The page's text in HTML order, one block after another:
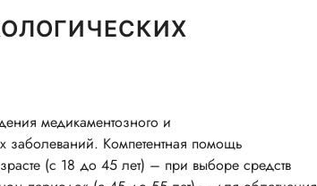
медикаментозного и
заболеваний. Компетентная помощь
(с 18 до 45 лет) – при выборе средств